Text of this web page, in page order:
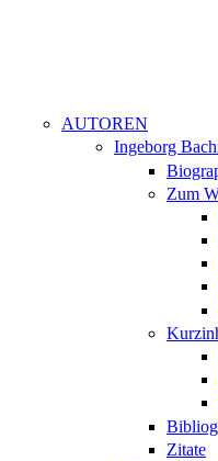
AUTOREN
Ingeborg
Zum
Zitate